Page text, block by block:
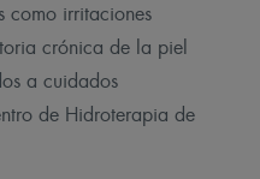
como irritaciones
crónica de la piel
a cuidados
de Hidroterapia de